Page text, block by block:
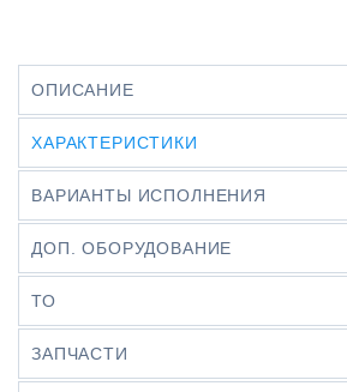
ОПИСАНИЕ
ХАРАКТЕРИСТИКИ
ВАРИАНТЫ ИСПОЛНЕНИЯ
ДОП. ОБОРУДОВАНИЕ
ТО
ЗАПЧАСТИ